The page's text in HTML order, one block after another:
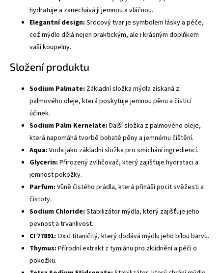
hydratuje a zanechává ji jemnou a vláčnou.
Elegantní design: Srdcový tvar je symbolem lásky a péče,
což mýdlo dělá nejen praktickým, ale i krásným doplňkem
vaší koupelny.
Složení produktu
Sodium Palmate: Základní složka mýdla získaná z
palmového oleje, která poskytuje jemnou pěnu a čisticí
účinek.
Sodium Palm Kernelate: Další složka z palmového oleje,
která napomáhá tvorbě bohaté pěny a jemnému čištění.
Aqua: Voda jako základní složka pro smíchání ingrediencí.
Glycerin: Přirozený zvlhčovač, který zajišťuje hydrataci a
jemnost pokožky.
Parfum: Vůně čistého prádla, která přináší pocit svěžesti a
čistoty.
Sodium Chloride: Stabilizátor mýdla, který zajišťuje jeho
pevnost a trvanlivost.
CI 77891: Oxid titaničitý, který dodává mýdlu jeho bílou barvu.
Thymus: Přírodní extrakt z tymiánu pro zklidnění a péči o
pokožku.